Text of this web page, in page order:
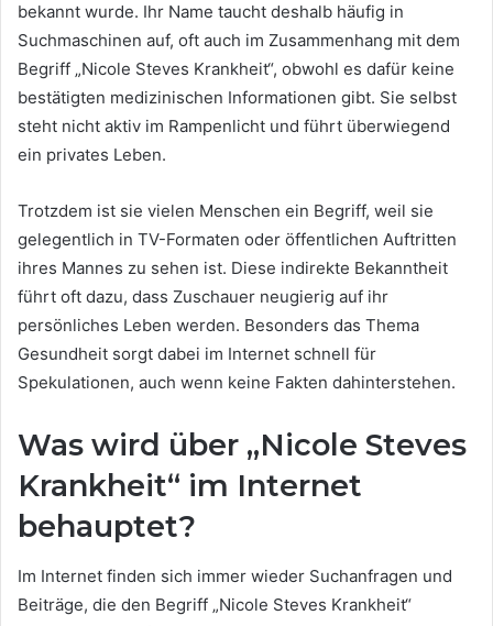
bekannt wurde. Ihr Name taucht deshalb häufig in
Suchmaschinen auf, oft auch im Zusammenhang mit dem
Begriff „Nicole Steves Krankheit“, obwohl es dafür keine
bestätigten medizinischen Informationen gibt. Sie selbst
steht nicht aktiv im Rampenlicht und führt überwiegend
ein privates Leben.
Trotzdem ist sie vielen Menschen ein Begriff, weil sie
gelegentlich in TV-Formaten oder öffentlichen Auftritten
ihres Mannes zu sehen ist. Diese indirekte Bekanntheit
führt oft dazu, dass Zuschauer neugierig auf ihr
persönliches Leben werden. Besonders das Thema
Gesundheit sorgt dabei im Internet schnell für
Spekulationen, auch wenn keine Fakten dahinterstehen.
Was wird über „Nicole Steves
Krankheit“ im Internet
behauptet?
Im Internet finden sich immer wieder Suchanfragen und
Beiträge, die den Begriff „Nicole Steves Krankheit“